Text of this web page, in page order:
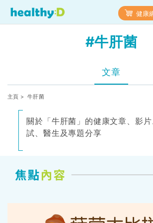
健康
#牛肝菌
文章
主頁 > 牛肝菌
關於「牛肝菌」的健康文章、影片
試、醫生及專題分享